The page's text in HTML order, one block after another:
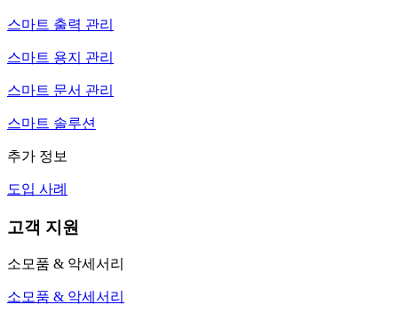
스마트 출력 관리
스마트 용지 관리
스마트 문서 관리
스마트 솔루션
추가 정보
도입 사례
고객 지원
소모품 & 악세서리
소모품 & 악세서리